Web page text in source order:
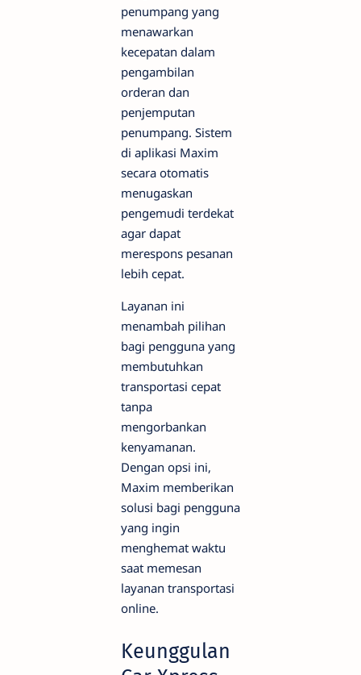
penumpang yang
menawarkan
kecepatan dalam
pengambilan
orderan dan
penjemputan
penumpang. Sistem
di aplikasi Maxim
secara otomatis
menugaskan
pengemudi terdekat
agar dapat
merespons pesanan
lebih cepat.
Layanan ini
menambah pilihan
bagi pengguna yang
membutuhkan
transportasi cepat
tanpa
mengorbankan
kenyamanan.
Dengan opsi ini,
Maxim memberikan
solusi bagi pengguna
yang ingin
menghemat waktu
saat memesan
layanan transportasi
online.
Keunggulan